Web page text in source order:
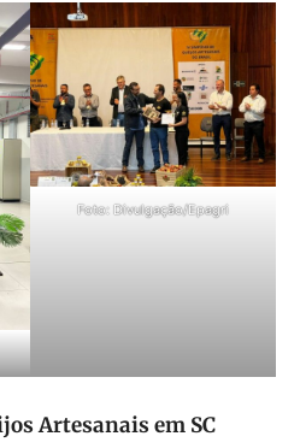
Foto: Divulgação/Epagri
Artesanais em SC